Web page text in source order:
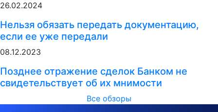
26.02.2024
Нельзя обязать передать документацию,
если ее уже передали
08.12.2023
Позднее отражение сделок Банком не
свидетельствует об их мнимости
Все обзоры